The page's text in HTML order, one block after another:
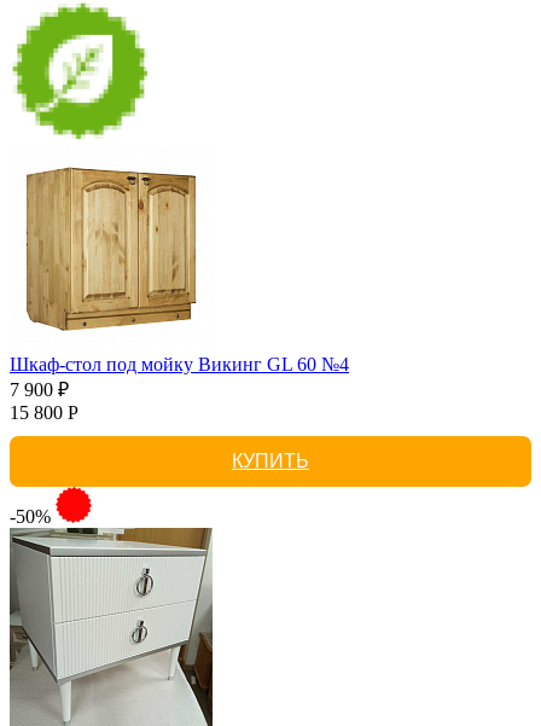
Шкаф-стол под мойку Викинг GL 60 №4
7 900 ₽
15 800 Р
КУПИТЬ
-50%